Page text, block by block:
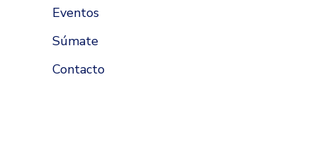
Eventos
Súmate
Contacto